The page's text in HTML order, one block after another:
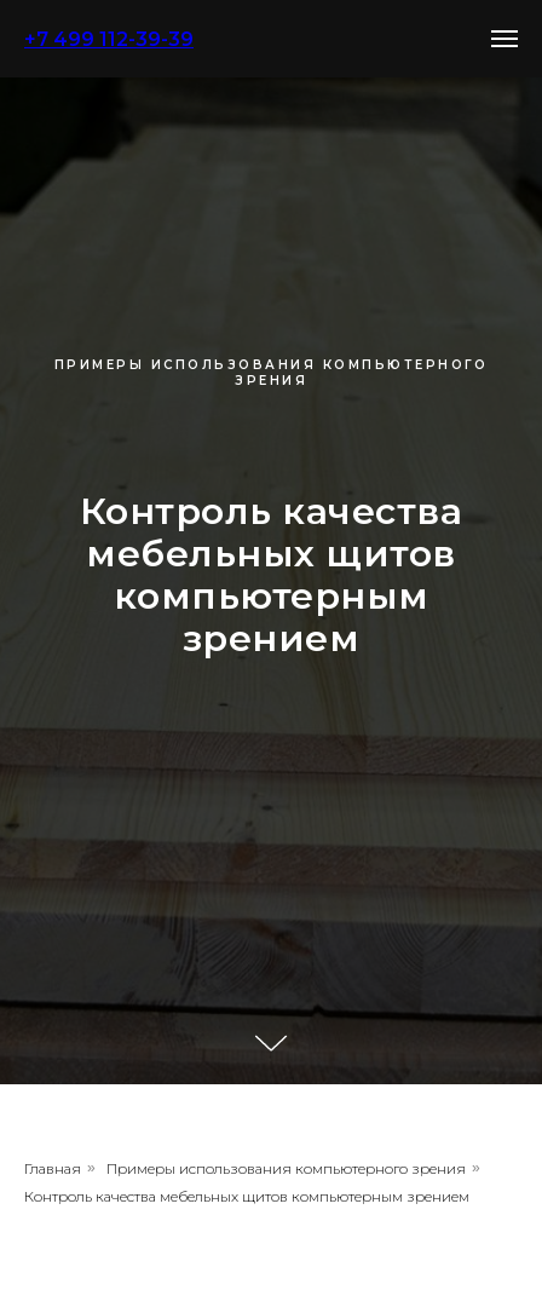
+7 499 112-39-39
ПРИМЕРЫ ИСПОЛЬЗОВАНИЯ КОМПЬЮТЕРНОГО
ЗРЕНИЯ
Контроль качества
мебельных щитов
компьютерным
зрением
Главная » Примеры использования компьютерного зрения »
Контроль качества мебельных щитов компьютерным зрением